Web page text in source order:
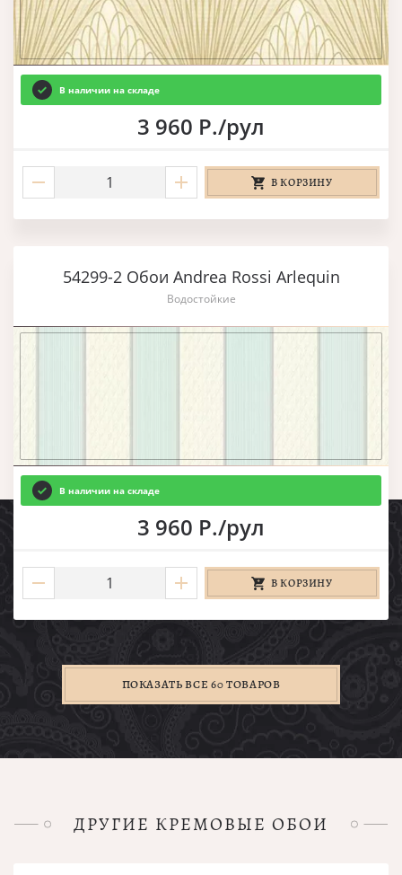
В наличии на складе
3 960 Р./рул
В КОРЗИНУ
54299-2 Обои Andrea Rossi Arlequin
Водостойкие
В наличии на складе
3 960 Р./рул
В КОРЗИНУ
ПОКАЗАТЬ ВСЕ 60 ТОВАРОВ
ДРУГИЕ КРЕМОВЫЕ ОБОИ